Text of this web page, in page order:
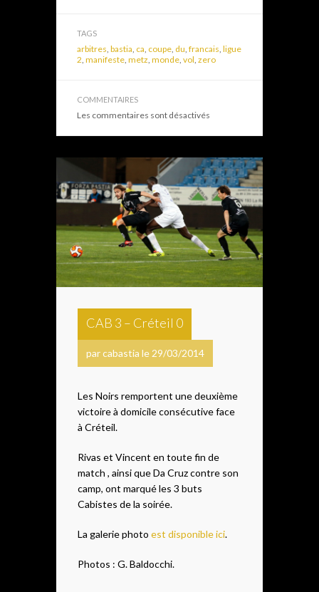
TAGS
arbitres bastia ca coupe du francais ligue
2 manifeste metz monde vol zero
COMMENTAIRES
Les commentaires sont désactivés
CAB 3 – Créteil 0
par cabastia le 29/03/2014
Les Noirs remportent une deuxième
victoire à domicile consécutive face
à Créteil.
Rivas et Vincent en toute fin de
match , ainsi que Da Cruz contre son
camp, ont marqué les 3 buts
Cabistes de la soirée.
La galerie photo est disponible ici.
Photos : G. Baldocchi.